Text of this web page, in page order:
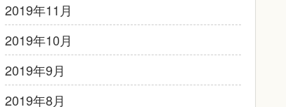
2019年11月
2019年10月
2019年9月
2019年8月